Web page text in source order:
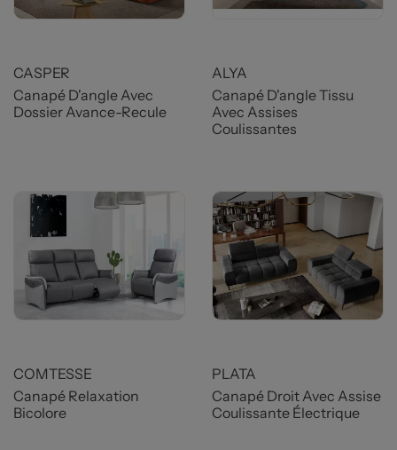
CASPER
Canapé D'angle Avec
Dossier Avance-Recule
ALYA
Canapé D'angle Tissu
Avec Assises
Coulissantes
COMTESSE
Canapé Relaxation
Bicolore
PLATA
Canapé Droit Avec Assise
Coulissante Électrique